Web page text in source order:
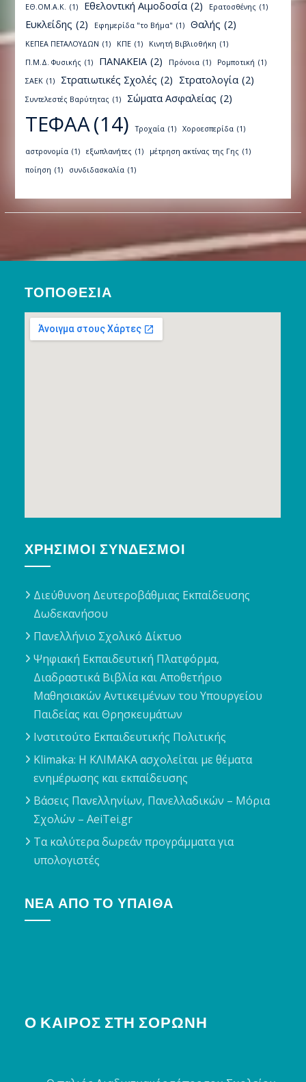
ΕΘ.ΟΜ.Α.Κ. (1) Εθελοντική Αιμοδοσία (2) Ερατοσθένης (1)
Ευκλείδης (2) Εφημερίδα "το Βήμα" (1) Θαλής (2)
ΚΕΠΕΑ ΠΕΤΑΛΟΥΔΩΝ (1) ΚΠΕ (1) Κινητή Βιβλιοθήκη (1)
Π.Μ.Δ. Φυσικής (1) ΠΑΝΑΚΕΙΑ (2) Πρόνοια (1) Ρομποτική (1)
ΣΑΕΚ (1) Στρατιωτικές Σχολές (2) Στρατολογία (2)
Συντελεστές Βαρύτητας (1) Σώματα Ασφαλείας (2)
ΤΕΦΑΑ(14) Τροχαία (1) Χοροεσπερίδα (1)
αστρονομία (1) εξωπλανήτες (1) μέτρηση ακτίνας της Γης (1)
ποίηση (1) συνδιδασκαλία (1)
ΤΟΠΟΘΕΣΊΑ
ΧΡΉΣΙΜΟΙ ΣΎΝΔΕΣΜΟΙ
Διεύθυνση Δευτεροβάθμιας Εκπαίδευσης
Δωδεκανήσου
Πανελλήνιο Σχολικό Δίκτυο
Ψηφιακή Εκπαιδευτική Πλατφόρμα,
Διαδραστικά Βιβλία και Αποθετήριο
Μαθησιακών Αντικειμένων του Υπουργείου
Παιδείας και Θρησκευμάτων
Ινστιτούτο Εκπαιδευτικής Πολιτικής
Klimaka: Η ΚΛΙΜΑΚΑ ασχολείται με θέματα
ενημέρωσης και εκπαίδευσης
Βάσεις Πανελληνίων, Πανελλαδικών – Μόρια
Σχολών – AeiTei.gr
Τα καλύτερα δωρεάν προγράμματα για
υπολογιστές
ΝΈΑ ΑΠΌ ΤΟ ΥΠΑΙΘΑ
Ο ΚΑΙΡΌΣ ΣΤΗ ΣΟΡΩΝΉ